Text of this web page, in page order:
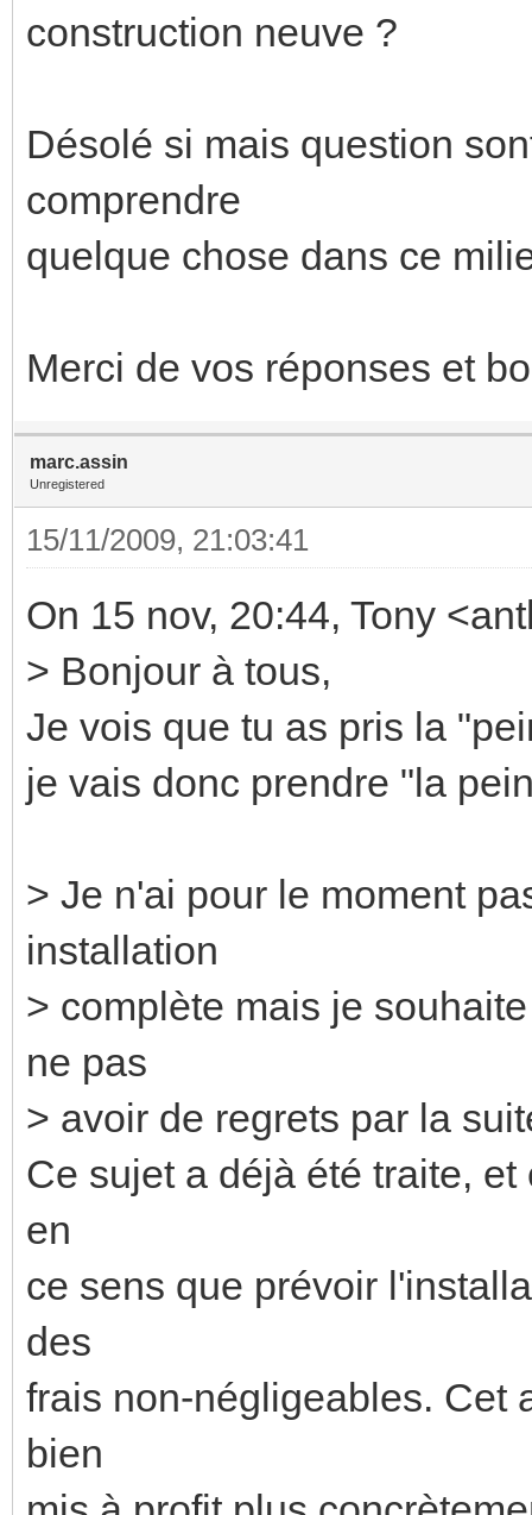
construction neuve ?
Désolé si mais question
comprendre
quelque chose dans ce
Merci de vos réponses et
marc.assin
Unregistered
15/11/2009, 21:03:41
On 15 nov, 20:44, Tony
> Bonjour à tous,
Je vois que tu as pris la
je vais donc prendre "la
> Je n'ai pour le moment
installation
> complète mais je
ne pas
> avoir de regrets par la
Ce sujet a déjà été traite,
en
ce sens que prévoir
des
frais non-négligeables. Cet
bien